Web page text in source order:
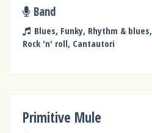
Band
Blues, Funky, Rhythm & blues,
Rock 'n' roll, Cantautori
Primitive Mule